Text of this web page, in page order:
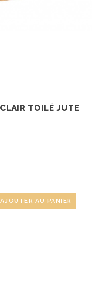
TOILÉ JUTE
AJOUTER AU PANIER